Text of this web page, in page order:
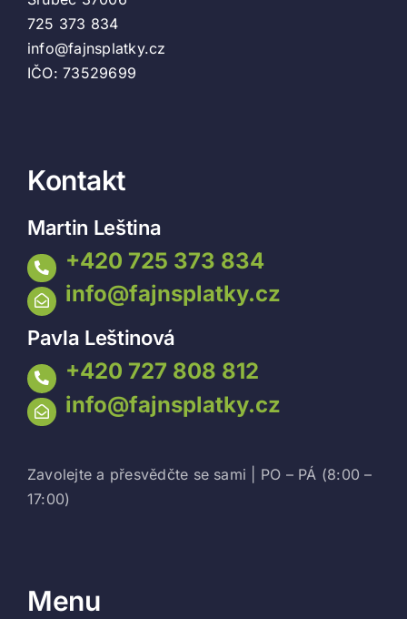
725 373 834
info@fajnsplatky.cz
IČO: 73529699
Kontakt
Martin Leština
+420 725 373 834
info@fajnsplatky.cz
Pavla Leštinová
+420 727 808 812
info@fajnsplatky.cz
Zavolejte a přesvědčte se sami | PO – PÁ (8:00 –
17:00)
Menu